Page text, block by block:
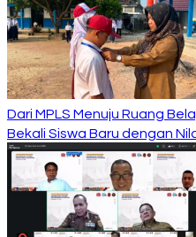
Dari MPLS Menuju Ruang
Bekali Siswa Baru dengan